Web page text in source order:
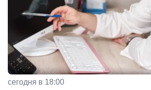
сегодня в 18:00